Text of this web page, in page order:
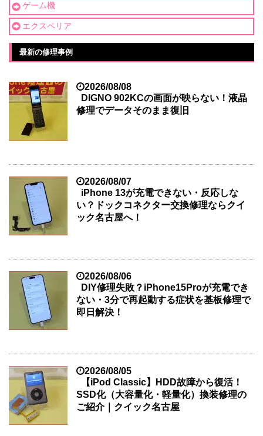
ゲーム機
エクスペリア
最新の修理事例
2026/08/08
DIGNO 902KCの画面が映らない！液晶
修理でデータそのまま復旧
2026/08/07
iPhone 13が充電できない・反応しな
い？ドックコネクター交換修理ならクイ
ック名古屋へ！
2026/08/06
DIY修理失敗？iPhone15Proが充電でき
ない・3分で再起動する症状を基板修理で
即日解決！
2026/08/05
【iPod Classic】HDD故障から復活！
SSD化（大容量化・軽量化）換装修理の
ご紹介｜クイック名古屋